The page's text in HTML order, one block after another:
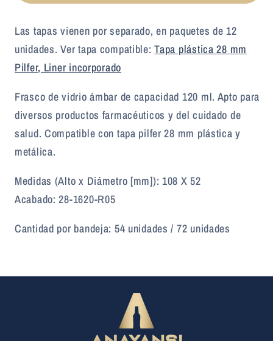
Las tapas vienen por separado, en paquetes de 12
unidades. Ver tapa compatible:Tapa plástica 28 mm
Pilfer, Liner incorporado
Frasco de vidrio ámbar de capacidad 120 ml. Apto para
diversos productos farmacéuticos y del cuidado de
salud. Compatible con tapa pilfer 28 mm plástica y
metálica.
Medidas (Alto x Diámetro [mm]): 108 X 52
Acabado: 28-1620-R05
Cantidad por bandeja: 54 unidades / 72 unidades